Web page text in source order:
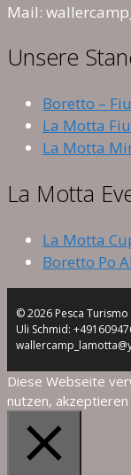
Mail:
Unsere
Boretto –
La Motta
La Motta
La Motta
La Motta
Boretto Po
© 2026 Pesca Turismo
Uli Schmid:
Diese Webseite
nutzen, akzeptieren